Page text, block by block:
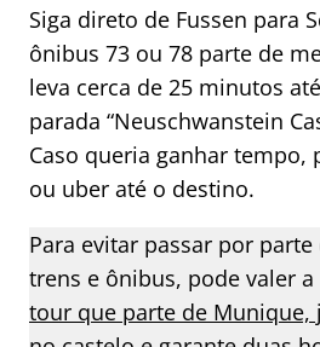
Siga direto de Fussen para
ônibus 73 ou 78 parte de
leva cerca de 25 minutos
parada “Neuschwanstein
Caso queria ganhar tempo,
ou uber até o destino.
Para evitar passar por
trens e ônibus, pode valer
tour que parte de Munique,